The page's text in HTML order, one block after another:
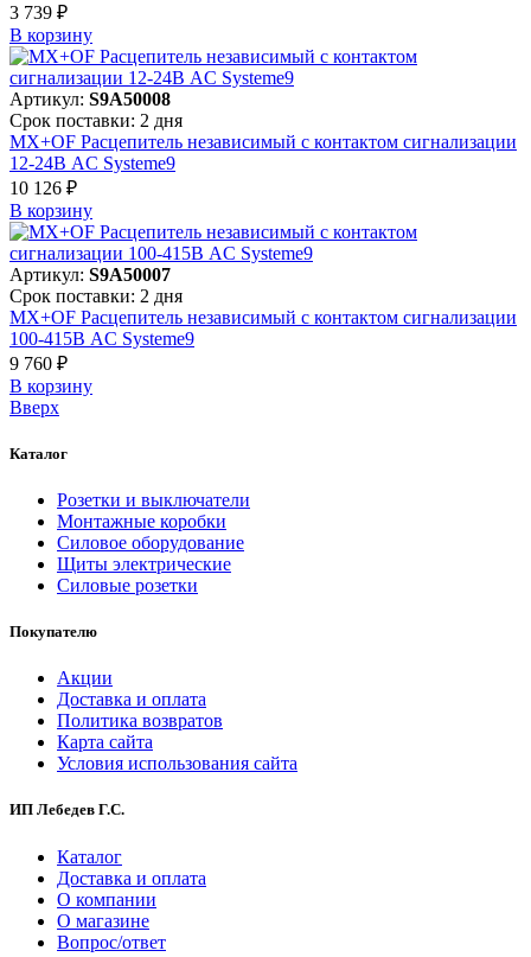
3 739 ₽
В корзинy
Артикул: S9A50008
Срок поставки: 2 дня
MX+OF Расцепитель независимый с контактом сигнализации
12-24В AC Systeme9
10 126 ₽
В корзинy
Артикул: S9A50007
Срок поставки: 2 дня
MX+OF Расцепитель независимый с контактом сигнализации
100-415В AC Systeme9
9 760 ₽
В корзинy
Вверх
Каталог
Розетки и выключатели
Монтажные коробки
Силовое оборудование
Щиты электрические
Силовые розетки
Покупателю
Акции
Доставка и оплата
Политика возвратов
Карта сайта
Условия использования сайта
ИП Лебедев Г.С.
Каталог
Доставка и оплата
О компании
О магазине
Вопрос/ответ